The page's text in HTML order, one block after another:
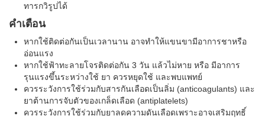
ทารกวิรูปได้
คำเตือน
หากใช้ติดต่อกันเป็นเวลานาน อาจทำให้แขนขามีอาการชาหรือ
อ่อนแรง
หากใช้ฟ้าทะลายโจรติดต่อกัน 3 วัน แล้วไม่หาย หรือ มีอาการ
รุนแรงขึ้นระหว่างใช้ ยา ควรหยุดใช้ และพบแพทย์
ควรระวังการใช้ร่วมกับสารกันเลือดเป็นลิ่ม (anticoagulants) และ
ยาต้านการจับตัวของเกล็ดเลือด (antiplatelets)
ควรระวังการใช้ร่วมกับยาลดความดันเลือดเพราะอาจเสริมฤทธิ์